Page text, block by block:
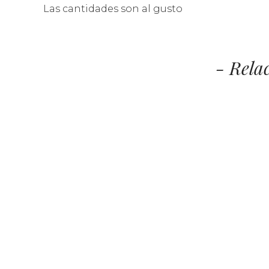
Las cantidades son al gusto
-